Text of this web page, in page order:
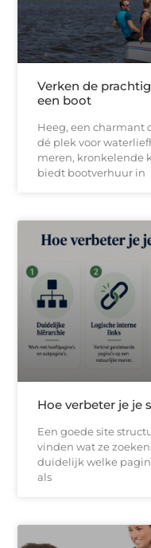
Verken de
een boot
Heeg, een charmant
dé plek voor
meren, kronkelende
biedt bootverhuur in
Hoe verbeter je je
Een goede site
vinden wat ze
duidelijk welke
als